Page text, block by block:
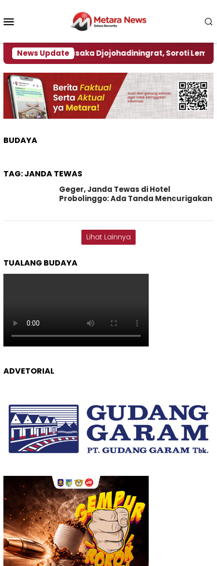
konten
News Update
Kereta Pusaka Djojohadiningrat, Soroti Lemahnya
BUDAYA
TAG:JANDA TEWAS
Geger, Janda Tewas di Hotel
Probolinggo: Ada Tanda Mencurigakan
Lihat Lainnya
TUALANG BUDAYA
ADVETORIAL